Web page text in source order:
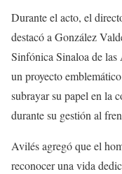
Durante el acto, el
destacó a González
Sinfónica Sinaloa de
un proyecto
subrayar su papel en la
durante su gestión al
Avilésagregóque el
reconocer una vida